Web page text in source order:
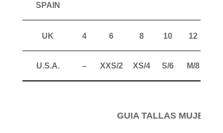
SPAIN
UK 4 6 8 10 12
U.S.A. – XXS/2 XS/4 S/6 M/8
GUIA TALLAS MUJER